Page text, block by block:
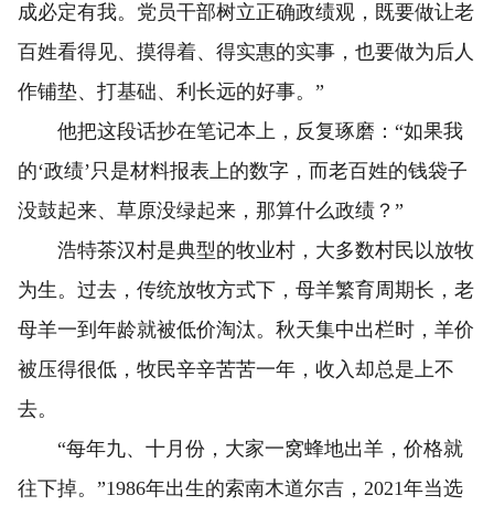
成必定有我。党员干部树立正确政绩观，既要做让老
百姓看得见、摸得着、得实惠的实事，也要做为后人
作铺垫、打基础、利长远的好事。”
他把这段话抄在笔记本上，反复琢磨：“如果我
的‘政绩’只是材料报表上的数字，而老百姓的钱袋子
没鼓起来、草原没绿起来，那算什么政绩？”
浩特茶汉村是典型的牧业村，大多数村民以放牧
为生。过去，传统放牧方式下，母羊繁育周期长，老
母羊一到年龄就被低价淘汰。秋天集中出栏时，羊价
被压得很低，牧民辛辛苦苦一年，收入却总是上不
去。
“每年九、十月份，大家一窝蜂地出羊，价格就
往下掉。”1986年出生的索南木道尔吉，2021年当选